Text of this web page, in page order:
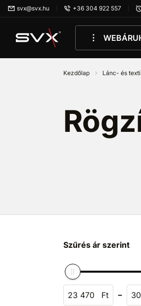
Ugrás az oldal fő részéhez
svx@svx.hu +36 304 922 557
Kezdőlap Lánc- és
Szűrés ár szerint
Ft -